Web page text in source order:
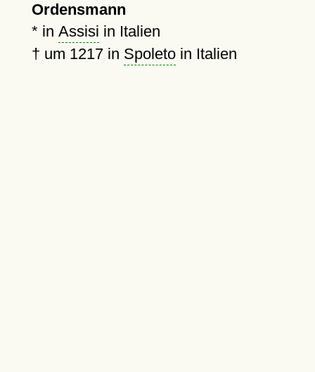
Ordensmann
* in Assisi in Italien
† um 1217in Spoletoin Italien